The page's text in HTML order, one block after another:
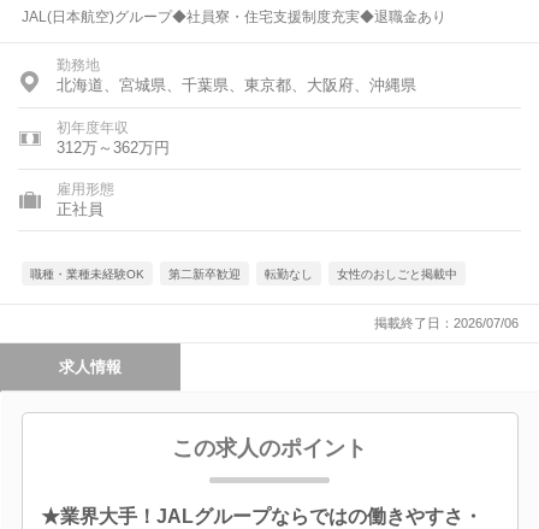
JAL(日本航空)グループ◆社員寮・住宅支援制度充実◆退職金あり
勤務地
北海道、宮城県、千葉県、東京都、大阪府、沖縄県
初年度年収
312万～362万円
雇用形態
正社員
職種・業種未経験OK 第二新卒歓迎 転勤なし 女性のおしごと掲載中
掲載終了日：2026/07/06
求人情報
この求人のポイント
★業界大手！JALグループならではの働きやすさ・